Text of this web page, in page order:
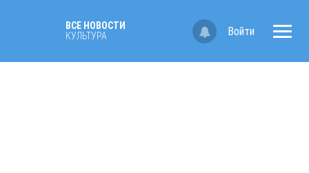
ВСЕ НОВОСТИ
КУЛЬТУРА
Войти